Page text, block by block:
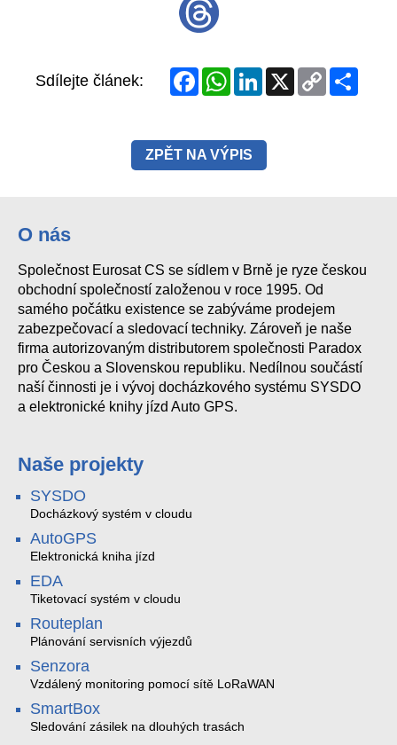
Sdílejte článek: FacebookWhatsAppLinkedInX
Copy
Link
ZPĚT NA VÝPIS
O nás
Společnost Eurosat CS se sídlem v Brně je ryze českou
obchodní společností založenou v roce 1995. Od
samého počátku existence se zabýváme prodejem
zabezpečovací a sledovací techniky. Zároveň je naše
firma autorizovaným distributorem společnosti Paradox
pro Českou a Slovenskou republiku. Nedílnou součástí
naší činnosti je i vývoj docházkového systému SYSDO
a elektronické knihy jízd Auto GPS.
Naše projekty
SYSDO
Docházkový systém v cloudu
AutoGPS
Elektronická kniha jízd
EDA
Tiketovací systém v cloudu
Routeplan
Plánování servisních výjezdů
Senzora
Vzdálený monitoring pomocí sítě LoRaWAN
SmartBox
Sledování zásilek na dlouhých trasách